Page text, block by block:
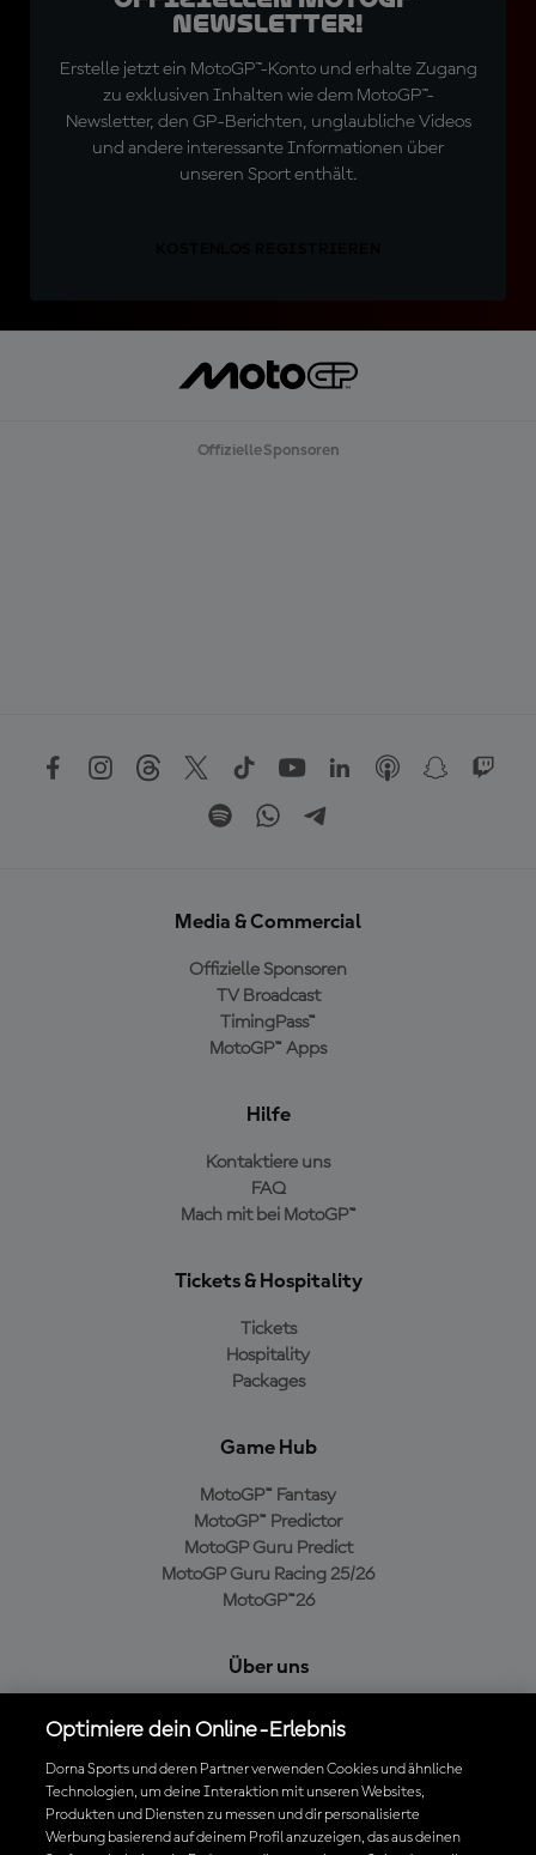
Newsletter!
Erstelle jetzt ein MotoGP™-Konto und erhalte Zugang
zu exklusiven Inhalten wie dem MotoGP™-
Newsletter, den GP-Berichten, unglaubliche Videos
und andere interessante Informationen über
unseren Sport enthält.
Offizielle Sponsoren
Media & Commercial
Offizielle Sponsoren
TV Broadcast
TimingPass™
MotoGP™ Apps
Hilfe
Kontaktiere uns
FAQ
Mach mit bei MotoGP™
Tickets & Hospitality
Tickets
Hospitality
Packages
Game Hub
MotoGP™ Fantasy
MotoGP™ Predictor
MotoGP Guru Predict
MotoGP Guru Racing 25/26
MotoGP™26
Über uns
Cookie-Richtlinien
Geschäftsbedingungen
Datenschutzrichtlinien
Kaufrichtlinie
Optimiere dein Online-Erlebnis
Dorna Sports und deren Partner verwenden Cookies und ähnliche
Technologien, um deine Interaktion mit unseren Websites,
Produkten und Diensten zu messen und dir personalisierte
Werbung basierend auf deinem Profil anzuzeigen, das aus deinen